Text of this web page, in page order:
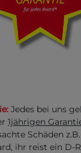
Jedes bei uns
1jährigen
Schäden
ihr reist ein D-